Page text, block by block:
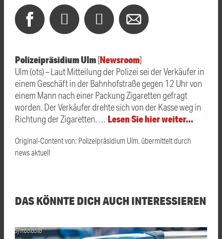
Polizeipräsidium Ulm[Newsroom]
Ulm (ots) – Laut Mitteilung der Polizei sei der Verkäufer in
einem Geschäft in der Bahnhofstraße gegen 12 Uhr von
einem Mann nach einer Packung Zigaretten gefragt
worden. Der Verkäufer drehte sich von der Kasse weg in
Richtung der Zigaretten. … Lesen Sie hier weiter…
Original-Content von: Polizeipräsidium Ulm, übermittelt durch
news aktuell
DAS KÖNNTE DICH AUCH INTERESSIEREN
Symboldbild